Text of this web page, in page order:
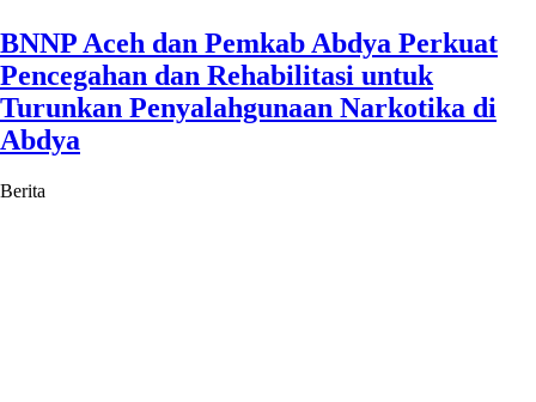
BNNP Aceh dan Pemkab Abdya Perkuat
Pencegahan dan Rehabilitasi untuk
Turunkan Penyalahgunaan Narkotika di
Abdya
Berita